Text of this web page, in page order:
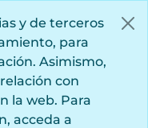
y de terceros
para
Asimismo,
con
la web. Para
acceda a